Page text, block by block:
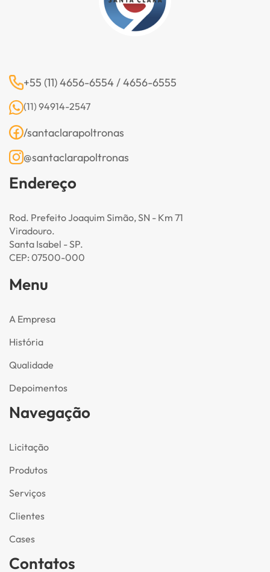
+55 (11) 4656-6554 / 4656-6555
(11) 94914-2547
/santaclarapoltronas
@santaclarapoltronas
Endereço
Rod. Prefeito Joaquim Simão, SN - Km 71
Viradouro.
Santa Isabel - SP.
CEP: 07500-000
Menu
A Empresa
História
Qualidade
Depoimentos
Navegação
Licitação
Produtos
Serviços
Clientes
Cases
Contatos